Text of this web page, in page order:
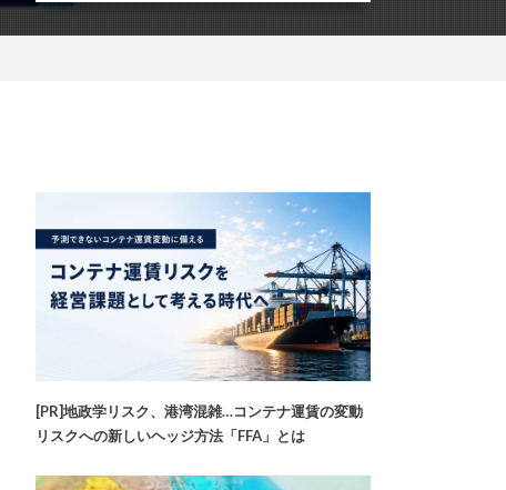
[PR]地政学リスク、港湾混雑…コンテナ運賃の変動
リスクへの新しいヘッジ方法「FFA」とは